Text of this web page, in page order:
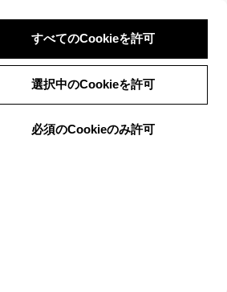
すべてのCookieを許可
選択中のCookieを許可
必須のCookieのみ許可
ログイン 検索 メニュー